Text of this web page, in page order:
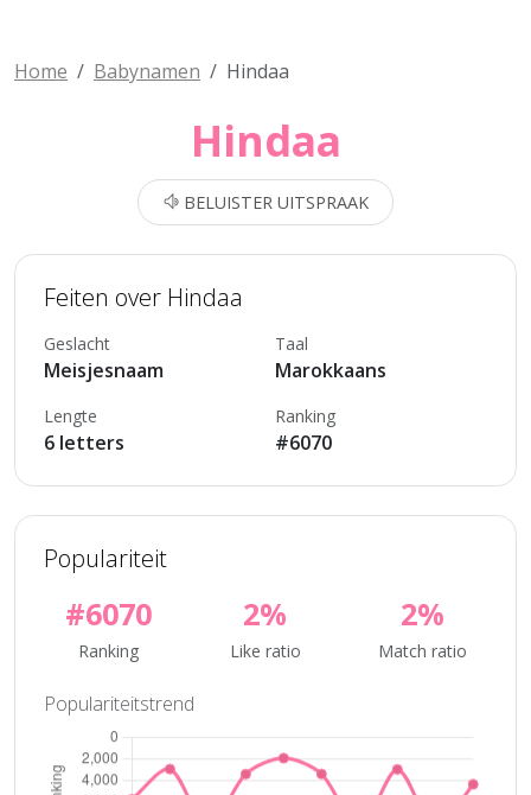
Home Babynamen Hindaa
Hindaa
BELUISTER UITSPRAAK
Feiten over Hindaa
Geslacht
Meisjesnaam
Taal
Marokkaans
Lengte
6 letters
Ranking
#6070
Populariteit
#6070
Ranking
2%
Like ratio
2%
Match ratio
Populariteitstrend